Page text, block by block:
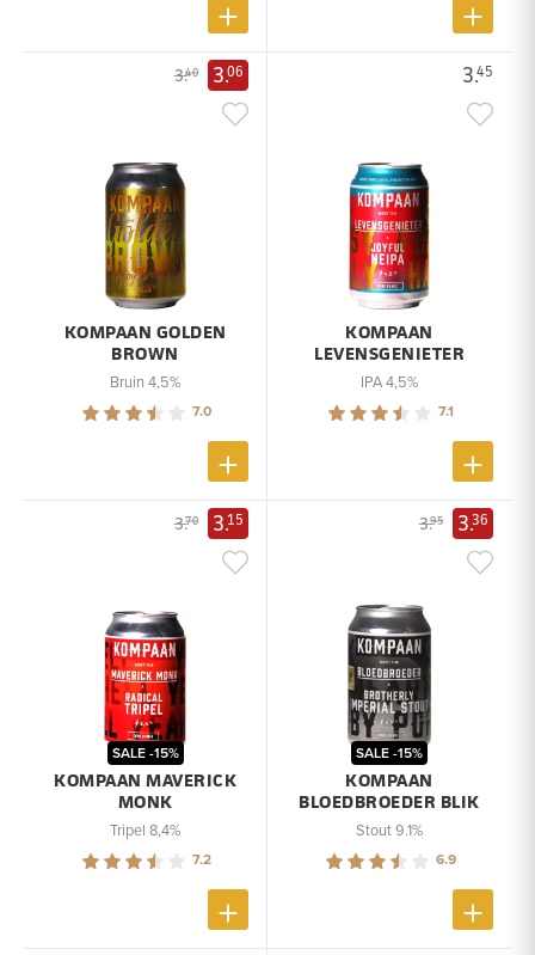
3.40 3.06
KOMPAAN GOLDEN
BROWN
Bruin 4,5%
7.0
3.45
KOMPAAN
LEVENSGENIETER
IPA 4,5%
7.1
3.70 3.15
KOMPAAN MAVERICK
MONK
SALE -15%
Tripel 8,4%
7.2
3.95 3.36
KOMPAAN
BLOEDBROEDER BLIK
SALE -15%
Stout 9.1%
6.9